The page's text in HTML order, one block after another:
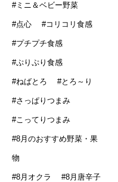
#ミニ＆ベビー野菜
#点心 #コリコリ食感
#プチプチ食感
#ぷりぷり食感
#ねばとろ #とろ～り
#さっぱりつまみ
#こってりつまみ
#8月のおすすめ野菜・果
物
#8月オクラ #8月唐辛子